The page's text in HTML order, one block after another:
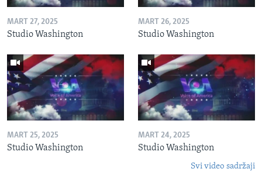
MART 27, 2025
Studio Washington
MART 26, 2025
Studio Washington
MART 25, 2025
Studio Washington
MART 24, 2025
Studio Washington
Svi video sadržaji